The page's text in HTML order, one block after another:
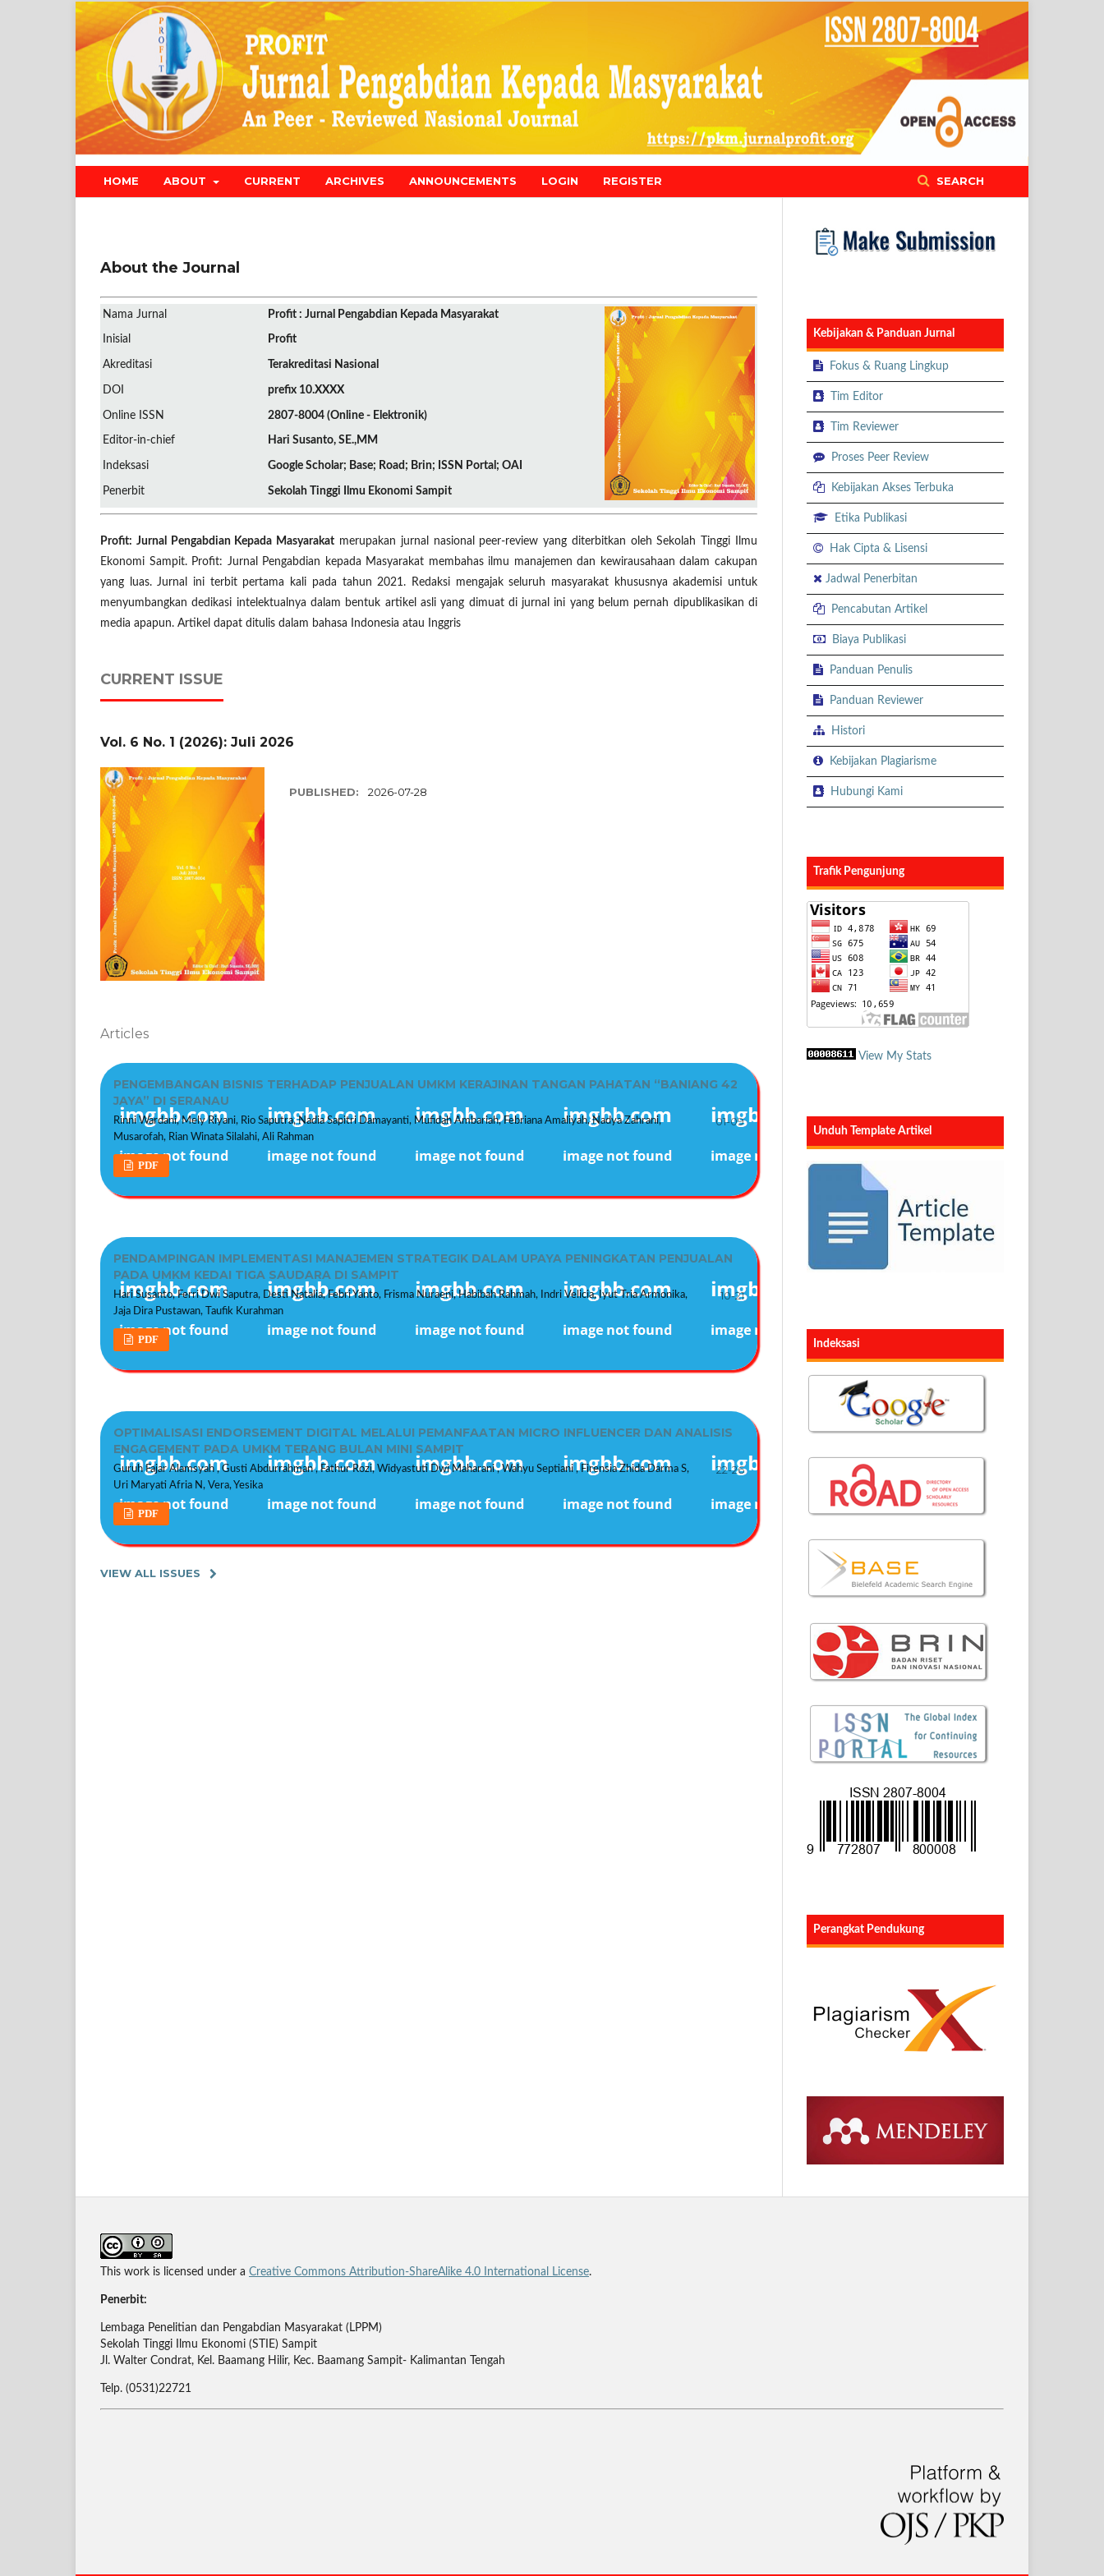
HOME ABOUT CURRENT ARCHIVES ANNOUNCEMENTS LOGIN REGISTER SEARCH
About the Journal
Nama Jurnal Profit : Jurnal Pengabdian Kepada Masyarakat
Inisial Profit
Akreditasi Terakreditasi Nasional
DOI prefix 10.XXXX
Online ISSN 2807-8004 (Online - Elektronik)
Editor-in-chief Hari Susanto, SE.,MM
Indeksasi Google Scholar; Base; Road; Brin; ISSN Portal; OAI
Penerbit Sekolah Tinggi Ilmu Ekonomi Sampit
Profit: Jurnal Pengabdian Kepada Masyarakat merupakan jurnal nasional peer-review yang diterbitkan oleh Sekolah Tinggi Ilmu
Ekonomi Sampit. Profit: Jurnal Pengabdian kepada Masyarakat membahas ilmu manajemen dan kewirausahaan dalam cakupan
yang luas. Jurnal ini terbit pertama kali pada tahun 2021. Redaksi mengajak seluruh masyarakat khususnya akademisi untuk
menyumbangkan dedikasi intelektualnya dalam bentuk artikel asli yang dimuat di jurnal ini yang belum pernah dipublikasikan di
media apapun. Artikel dapat ditulis dalam bahasa Indonesia atau Inggris
CURRENT ISSUE
Vol. 6 No. 1 (2026): Juli 2026
PUBLISHED: 2026-07-28
Articles
PENGEMBANGAN BISNIS TERHADAP PENJUALAN UMKM KERAJINAN TANGAN PAHATAN “BANIANG 42
JAYA” DI SERANAU
Rinni Wardani, Mely Riyani, Rio Saputra, Nadia Sapitri Damayanti, Mufidah Ambariah, Febriana Amaliyah, Nadya Zahrani,
Musarofah, Rian Winata Silalahi, Ali Rahman
01-09
PDF
PENDAMPINGAN IMPLEMENTASI MANAJEMEN STRATEGIK DALAM UPAYA PENINGKATAN PENJUALAN
PADA UMKM KEDAI TIGA SAUDARA DI SAMPIT
Hari Susanto, Ferri Dwi Saputra, Desti Natalia, Febri Yanto, Frisma Nuraeni, Habibah Rahmah, Indri Velicia, Iyut Tria Armonika,
Jaja Dira Pustawan, Taufik Kurahman
10-21
PDF
OPTIMALISASI ENDORSEMENT DIGITAL MELALUI PEMANFAATAN MICRO INFLUENCER DAN ANALISIS
ENGAGEMENT PADA UMKM TERANG BULAN MINI SAMPIT
Guruh Fajar Alamsyah , Gusti Abdurrahman , Fathur Rozi, Widyastuti Dwi Maharani , Wahyu Septiani , Firensia Zhida Darma S,
Uri Maryati Afria N, Vera, Yesika
22-26
PDF
VIEW ALL ISSUES
Kebijakan & Panduan Jurnal
Fokus & Ruang Lingkup
Tim Editor
Tim Reviewer
Proses Peer Review
Kebijakan Akses Terbuka
Etika Publikasi
Hak Cipta & Lisensi
Jadwal Penerbitan
Pencabutan Artikel
Biaya Publikasi
Panduan Penulis
Panduan Reviewer
Histori
Kebijakan Plagiarisme
Hubungi Kami
Trafik Pengunjung
View My Stats
Unduh Template Artikel
Indeksasi
Perangkat Pendukung
This work is licensed under a Creative Commons Attribution-ShareAlike 4.0 International License.
Penerbit:
Lembaga Penelitian dan Pengabdian Masyarakat (LPPM)
Sekolah Tinggi Ilmu Ekonomi (STIE) Sampit
Jl. Walter Condrat, Kel. Baamang Hilir, Kec. Baamang Sampit- Kalimantan Tengah
Telp. (0531)22721